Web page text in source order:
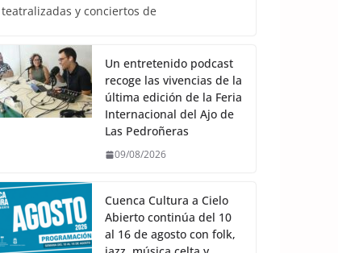
teatralizadas y conciertos de
Un entretenido podcast
recoge las vivencias de la
última edición de la Feria
Internacional del Ajo de
Las Pedroñeras
09/08/2026
Cuenca Cultura a Cielo
Abierto continúa del 10
al 16 de agosto con folk,